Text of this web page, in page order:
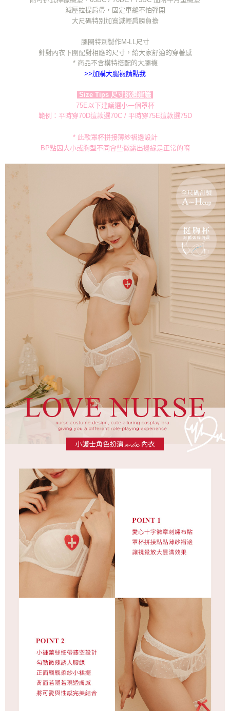
減壓拉提肩帶，固定車縫不怕彈開
大尺碼特別加寬減輕肩膀負擔​
腿圈特別製作M-LL尺寸​
針對內衣下圍​​​配對相應的尺寸，給大家舒適的穿著感​​​
* 商品不含模特搭配的大腿襪
>>加購大腿襪請點我​
Size Tips 尺寸挑選建議
75E以下建議選小一個罩杯
範例：平時穿70D這款選70C / 平時穿75E這款選75D
* 此款罩杯拼接薄紗褶邊設計​
BP點因大小或胸型不同會些微露出邊緣是正常的​唷